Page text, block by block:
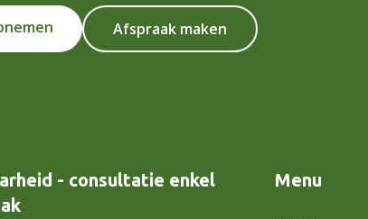
Afspraak maken
- consultatie enkel
Menu